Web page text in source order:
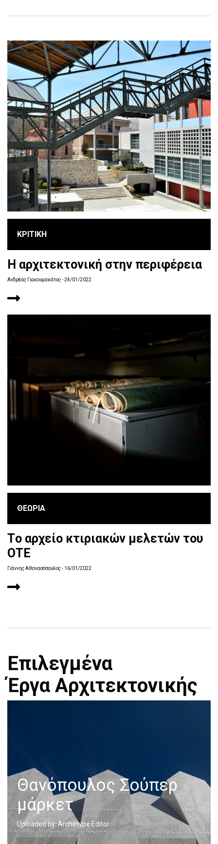
ΚΡΙΤΙΚΗ
Η αρχιτεκτονική στην περιφέρεια
Ανδρέας Γιακουμακάτος- 24/01/2022
ΘΕΩΡΙΑ
Τo αρχείo κτιριακώv μελετώv τoυ
ΟΤΕ
Γιάννης Αθανασόπουλος- 16/01/2022
Επιλεγμένα
Έργα Αρχιτεκτονικής
Θανόπουλος Σούπερ
μάρκετ
Uploaded by: Archetype Editor